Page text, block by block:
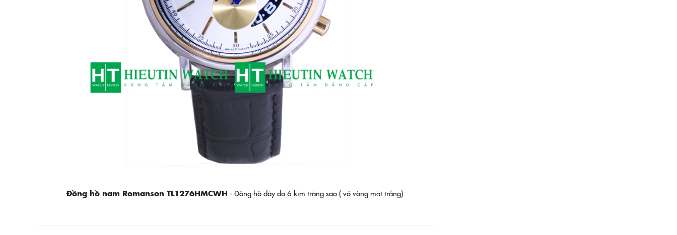
Đồng hồ nam Romanson TL1276HMCWH - Đồng hồ dây da 6 kim trăng sao ( vỏ vàng mặt trắng).